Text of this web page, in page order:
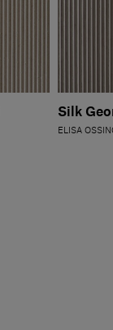
Silk
ELISA